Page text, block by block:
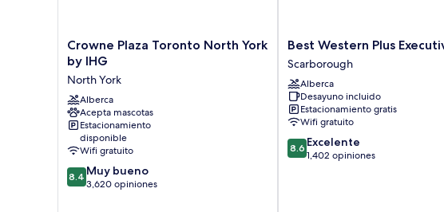
Crowne
Plaza
Toronto
North
York
by
IHG
North
York
Crowne Plaza Toronto North York
by IHG
North York
Alberca
Acepta mascotas
Estacionamiento
disponible
Wifi gratuito
8.4
de
8.4 Muy bueno
3,620 opiniones
Best
Western
Plus
Executive
Inn
Scarborough
Best Western Plus
Scarborough
Alberca
Desayuno incluido
Estacionamiento gratis
Wifi gratuito
8.6
de
8.6 Excelente
1,402 opiniones